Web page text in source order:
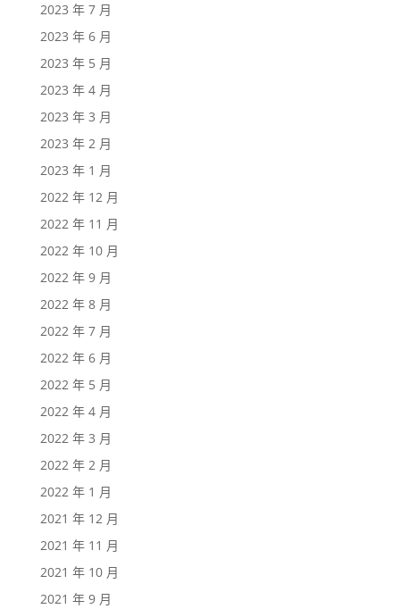
2023 年 7 月
2023 年 6 月
2023 年 5 月
2023 年 4 月
2023 年 3 月
2023 年 2 月
2023 年 1 月
2022 年 12 月
2022 年 11 月
2022 年 10 月
2022 年 9 月
2022 年 8 月
2022 年 7 月
2022 年 6 月
2022 年 5 月
2022 年 4 月
2022 年 3 月
2022 年 2 月
2022 年 1 月
2021 年 12 月
2021 年 11 月
2021 年 10 月
2021 年 9 月